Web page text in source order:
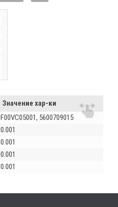
Значение хар-ки
F00VC05001, 5600709015
0.001
0.001
0.001
0.001